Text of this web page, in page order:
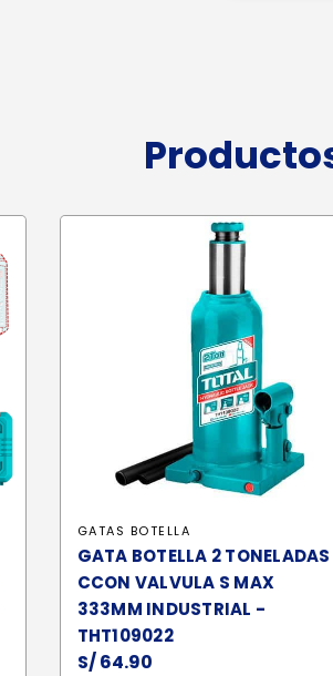
GATAS BOTELLA
GATA BOTELLA 2 TONELADAS
CCON VALVULA S MAX
333MM INDUSTRIAL -
THT109022
S/64.90